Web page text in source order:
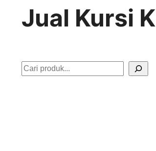
Jual Kursi
S